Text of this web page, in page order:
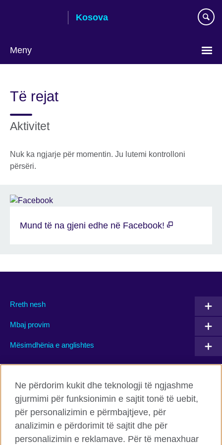
Kosova
Meny
language
Të rejat
Aktivitet
Nuk ka ngjarje për momentin. Ju lutemi kontrolloni
përsëri.
Mund të na gjeni edhe në Facebook!
Rreth nesh
Mbaj provim
Mësimdhënia e anglishtes
Facebook Twitter
Flickr TikTok
Ne përdorim kukit dhe teknologji të ngjashme
gjurmimi për funksionimin e sajtit tonë të uebit,
për personalizimin e përmbajtjeve, për
analizimin e përdorimit të sajtit dhe për
personalizimin e reklamave. Për të menaxhuar